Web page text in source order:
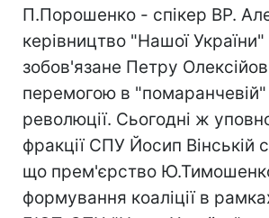
П.Порошенко - спікер ВР.
керівництво "Нашої
зобов'язане Петру
перемогою в "помаранчевій"
революції. Сьогодні ж
фракції СПУ Йосип Вінській
що прем'єрство
формування коаліції в